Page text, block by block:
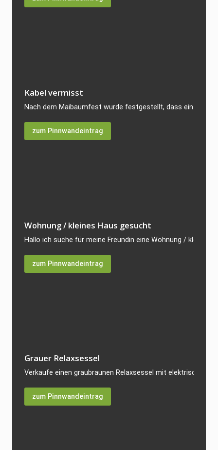
Kabel vermisst
Nach dem Maibaumfest wurde festgestellt, dass ein
zum Pinnwandeintrag
Wohnung / kleines Haus gesucht
Hallo ich suche für meine Freundin eine Wohnung / kleines
zum Pinnwandeintrag
Grauer Relaxsessel
Verkaufe einen graubraunen Relaxsessel mit elektrischer
zum Pinnwandeintrag